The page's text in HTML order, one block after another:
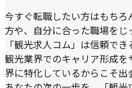
今すぐ転職したい方はもち
方や、自分に合った職場をじ
「観光求人コム」は信頼でき
観光業界でのキャリア形成を
界に特化しているからこそ出